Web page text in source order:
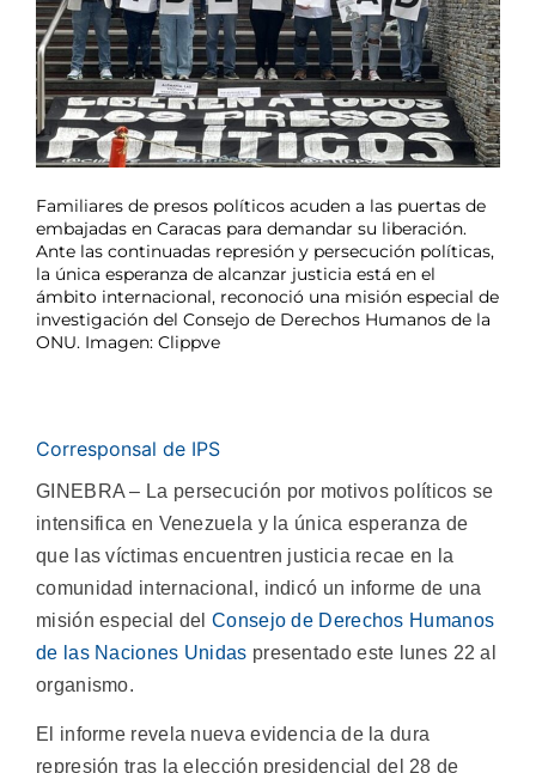
Familiares de presos políticos acuden a las puertas de
embajadas en Caracas para demandar su liberación.
Ante las continuadas represión y persecución políticas,
la única esperanza de alcanzar justicia está en el
ámbito internacional, reconoció una misión especial de
investigación del Consejo de Derechos Humanos de la
ONU. Imagen: Clippve
Corresponsal de IPS
GINEBRA – La persecución por motivos políticos se
intensifica en Venezuela y la única esperanza de
que las víctimas encuentren justicia recae en la
comunidad internacional, indicó un informe de una
misión especial delConsejo de Derechos Humanos
de las Naciones Unidas presentado este lunes 22 al
organismo.
El informe revela nueva evidencia de la dura
represión tras la elección presidencial del 28 de